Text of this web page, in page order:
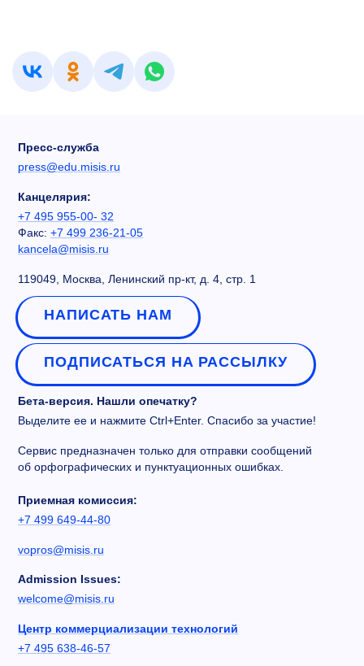
Пресс-служба
press@edu.misis.ru
Канцелярия:
+7 495 955-00- 32
Факс: +7 499 236-21-05
kancela@misis.ru
119049, Москва, Ленинский пр-кт, д. 4, стр. 1
НАПИСАТЬ НАМ
ПОДПИСАТЬСЯ НА РАССЫЛКУ
Бета-версия. Нашли опечатку?
Выделите ее и нажмите Ctrl+Enter. Спасибо за участие!
Сервис предназначен только для отправки сообщений
об орфографических и пунктуационных ошибках.
Приемная комиссия:
+7 499 649-44-80
vopros@misis.ru
Admission Issues:
welcome@misis.ru
Центр коммерциализации технологий
+7 495 638-46-57